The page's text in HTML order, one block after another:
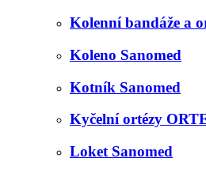
Kolenní bandáže a
Koleno Sanomed
Kotník Sanomed
Kyčelní ortézy
Loket Sanomed